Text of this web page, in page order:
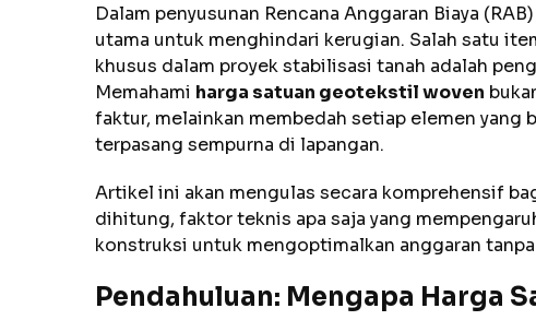
Dalam penyusunan Rencana Anggaran Biaya
utama untuk menghindari kerugian. Salah satu
khusus dalam proyek stabilisasi tanah adalah
Memahami harga satuan geotekstil woven
faktur, melainkan membedah setiap elemen
terpasang sempurna di lapangan.
Artikel ini akan mengulas secara komprehensif
dihitung, faktor teknis apa saja yang
konstruksi untuk mengoptimalkan anggaran
Pendahuluan: Mengapa Harga